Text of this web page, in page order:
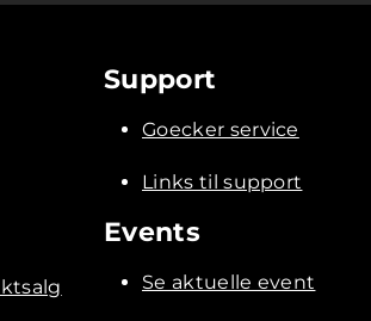
Support
Goecker service
Links til support
Events
Se aktuelle event